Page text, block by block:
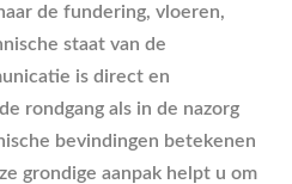
de fundering, vloeren,
staat van de
is direct en
rondgang als in de nazorg
bevindingen betekenen
grondige aanpak helpt u om